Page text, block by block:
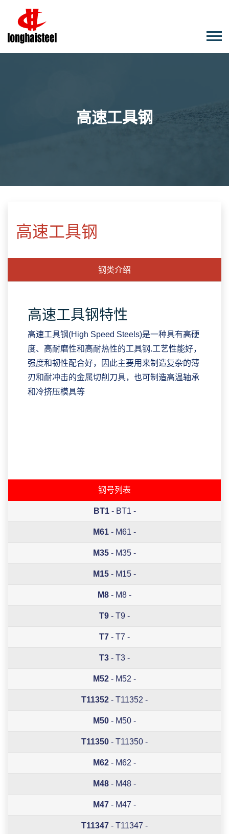
高速工具钢
高速工具钢
钢类介绍
高速工具钢特性
高速工具钢(High Speed Steels)是一种具有高硬
度、高耐磨性和高耐热性的工具钢.工艺性能好，
强度和韧性配合好，因此主要用来制造复杂的薄
刃和耐冲击的金属切削刀具，也可制造高温轴承
和冷挤压模具等
钢号列表
BT1 - BT1 -
M61 - M61 -
M35 - M35 -
M15 - M15 -
M8 - M8 -
T9 - T9 -
T7 - T7 -
T3 - T3 -
M52 - M52 -
T11352 - T11352 -
M50 - M50 -
T11350 - T11350 -
M62 - M62 -
M48 - M48 -
M47 - M47 -
T11347 - T11347 -